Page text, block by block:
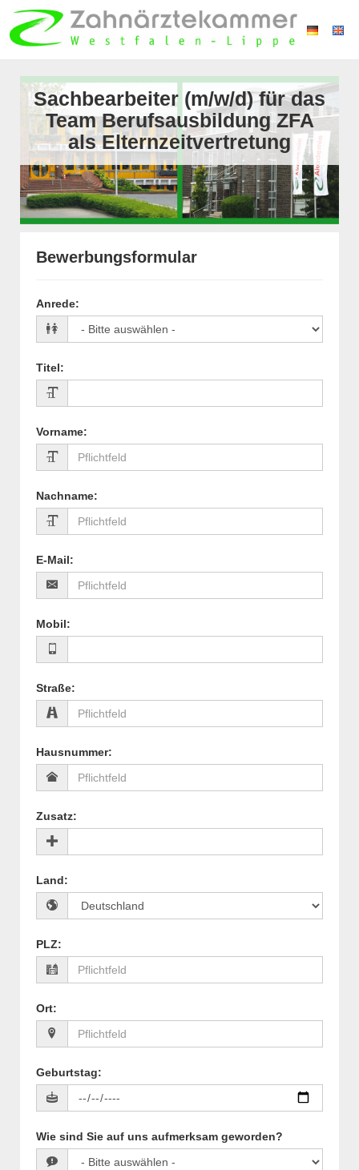
Sachbearbeiter (m/w/d) für das
Team Berufsausbildung ZFA
als Elternzeitvertretung
Bewerbungsformular
Anrede:
Titel:
Vorname:
Nachname:
E-Mail:
Mobil:
Straße:
Hausnummer:
Zusatz:
Land:
PLZ:
Ort:
Geburtstag:
Wie sind Sie auf uns aufmerksam geworden?